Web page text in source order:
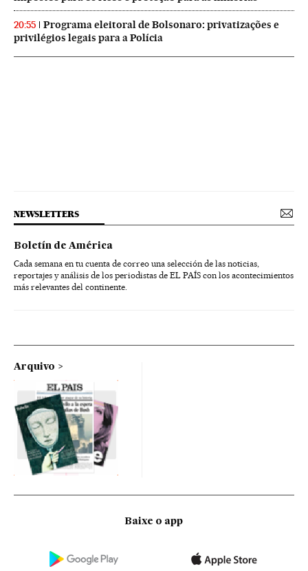
20:55
Programa eleitoral de Bolsonaro: privatizações e
privilégios legais para a Polícia
NEWSLETTERS
Boletín de América
Cada semana en tu cuenta de correo una selección de las noticias,
reportajes y análisis de los periodistas de EL PAÍS con los acontecimientos
más relevantes del continente.
Arquivo
Baixe o app